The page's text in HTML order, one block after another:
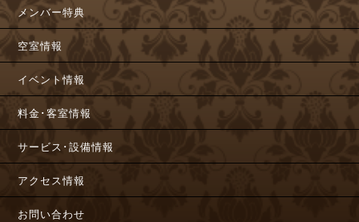
メンバー特典
空室情報
イベント情報
料金･客室情報
サービス･設備情報
アクセス情報
お問い合わせ